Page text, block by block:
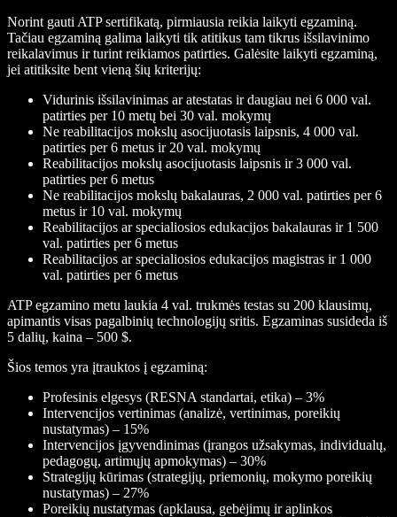
Norint gauti ATP sertifikatą, pirmiausia reikia laikyti egzaminą.
Tačiau egzaminą galima laikyti tik atitikus tam tikrus išsilavinimo
reikalavimus ir turint reikiamos patirties. Galėsite laikyti egzaminą,
jei atitiksite bent vieną šių kriterijų:
Vidurinis išsilavinimas ar atestatas ir daugiau nei 6 000 val.
patirties per 10 metų bei 30 val. mokymų
Ne reabilitacijos mokslų asocijuotasis laipsnis, 4 000 val.
patirties per 6 metus ir 20 val. mokymų
Reabilitacijos mokslų asocijuotasis laipsnis ir 3 000 val.
patirties per 6 metus
Ne reabilitacijos mokslų bakalauras, 2 000 val. patirties per 6
metus ir 10 val. mokymų
Reabilitacijos ar specialiosios edukacijos bakalauras ir 1 500
val. patirties per 6 metus
Reabilitacijos ar specialiosios edukacijos magistras ir 1 000
val. patirties per 6 metus
ATP egzamino metu laukia 4 val. trukmės testas su 200 klausimų,
apimantis visas pagalbinių technologijų sritis. Egzaminas susideda iš
5 dalių, kaina – 500 $.
Šios temos yra įtrauktos į egzaminą:
Profesinis elgesys (RESNA standartai, etika) – 3%
Intervencijos vertinimas (analizė, vertinimas, poreikių
nustatymas) – 15%
Intervencijos įgyvendinimas (įrangos užsakymas, individualų,
pedagogų, artimųjų apmokymas) – 30%
Strategijų kūrimas (strategijų, priemonių, mokymo poreikių
nustatymas) – 27%
Poreikių nustatymas (apklausa, gebėjimų ir aplinkos